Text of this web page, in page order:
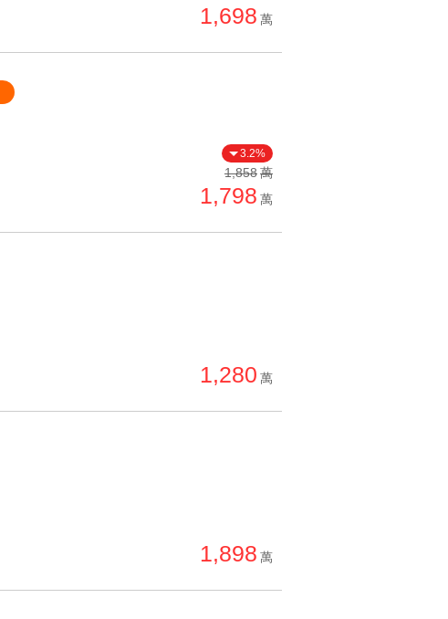
降價幅度高 → 低
刷新時間舊 → 新
月熱門度高 → 低
1,698 萬
3.2%
1,858萬
1,798 萬
1,280 萬
1,898 萬